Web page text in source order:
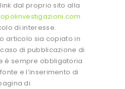
dal proprio sito alla
di interesse.
articolo sia copiato in
di pubblicazione di
è sempre obbligatoria
e l’inserimento di
di